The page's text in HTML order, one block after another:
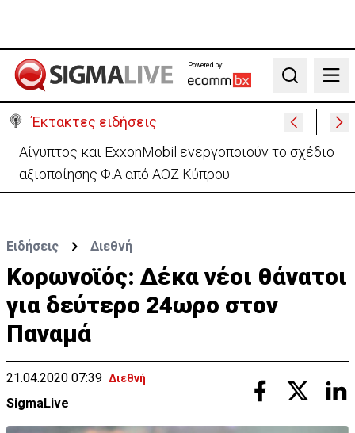
Powered by:
Search
Έκτακτες ειδήσεις
Πίσω στο ΗΒ για την κηδεία του γιου του ο
37χρονος:«Είναι σε άσχημη κατάσταση»
Ειδήσεις Διεθνή
Κορωνοϊός: Δέκα νέοι θάνατοι
για δεύτερο 24ωρο στον
Παναμά
21.04.2020 07:39 Διεθνή
SigmaLive